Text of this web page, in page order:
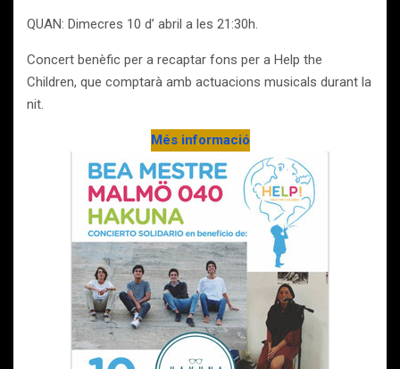
QUAN: Dimecres 10 d’ abril a les 21:30h.
Concert benèfic per a recaptar fons per a Help the
Children, que comptarà amb actuacions musicals durant la
nit.
Més informació